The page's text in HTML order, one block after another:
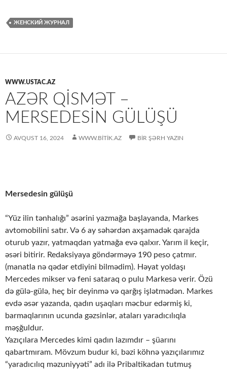
ЖЕНСКИЙ ЖУРНАЛ
WWW.USTAC.AZ
AZƏR QISMƏT –
MERSEDESIN GÜLÜŞÜ
AVQUST 16, 2024 WWW.BITIK.AZ BIR ŞƏRH YAZIN
Mersedesin gülüşü
“Yüz ilin tənhalığı” əsərini yazmağa başlayanda, Markes
avtomobilini satır. Və 6 ay səhərdən axşamadək qarajda
oturub yazır, yatmaqdan yatmağa evə qalxır. Yarım il keçir,
əsəri bitirir. Redaksiyaya göndərməyə 190 peso çatmır.
(manatla nə qədər etdiyini bilmədim). Həyat yoldaşı
Mercedes mikser və feni sataraq o pulu Markesə verir. Özü
də gülə-gülə, heç bir deyinmə və qarğış işlətmədən. Markes
evdə əsər yazanda, qadın uşaqları məcbur edərmiş ki,
barmaqlarının ucunda gəzsinlər, ataları yaradıcılıqla
məşğuldur.
Yazıçılara Mercedes kimi qadın lazımdır – şüarını
qabartmıram. Mövzum budur ki, bəzi köhnə yazıçılarımız
“yaradıcılıq məzuniyyəti” adı ilə Pribaltikadan tutmuş